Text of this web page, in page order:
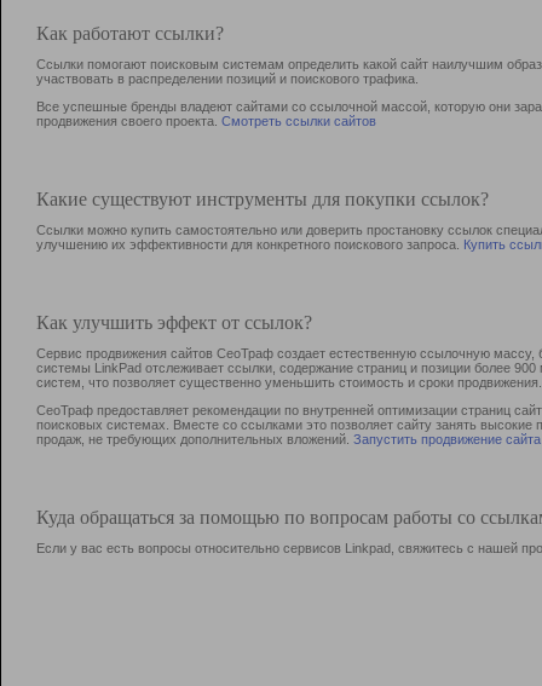
Как работают ссылки?
Ссылки помогают поисковым системам определить какой сайт наилучшим
участвовать в раcпределении позиций и поискового трафика.
Все успешные бренды владеют сайтами со ссылочной массой, которую они
продвижения своего проекта. Смотреть ссылки сайтов
Какие существуют инструменты для покупки ссылок?
Ссылки можно купить самостоятельно или доверить простановку ссылок
улучшению их эффективности для конкретного поискового запроса. Купить
Как улучшить эффект от ссылок?
Сервис продвижения сайтов СеоТраф создает естественную ссылочную
системы LinkPad отслеживает ссылки, содержание страниц и позиции более
систем, что позволяет существенно уменьшить стоимость и сроки продвижения.
СеоТраф предоставляет рекомендации по внутренней оптимизации страниц
поисковых системах. Вместе со ссылками это позволяет сайту занять
продаж, не требующих дополнительных вложений. Запустить продвижение сайта
Куда обращаться за помощью по вопросам работы со
Если у вас есть вопросы относительно сервисов Linkpad, свяжитесь с нашей